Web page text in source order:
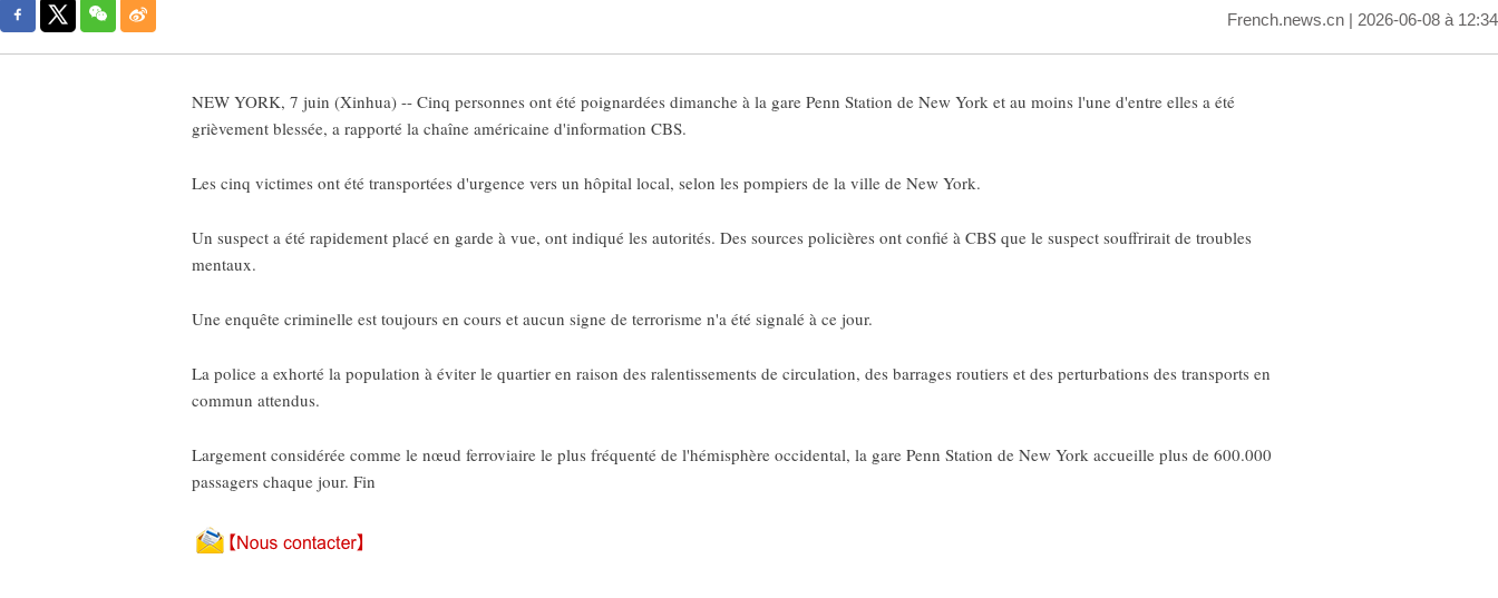
French.news.cn | 2026-06-08 à 12:34
NEW YORK, 7 juin (Xinhua) -- Cinq personnes ont été poignardées dimanche à la gare Penn Station de New York et au moins l'une d'entre elles a été
grièvement blessée, a rapporté la chaîne américaine d'information CBS.
Les cinq victimes ont été transportées d'urgence vers un hôpital local, selon les pompiers de la ville de New York.
Un suspect a été rapidement placé en garde à vue, ont indiqué les autorités. Des sources policières ont confié à CBS que le suspect souffrirait de troubles
mentaux.
Une enquête criminelle est toujours en cours et aucun signe de terrorisme n'a été signalé à ce jour.
La police a exhorté la population à éviter le quartier en raison des ralentissements de circulation, des barrages routiers et des perturbations des transports en
commun attendus.
Largement considérée comme le nœud ferroviaire le plus fréquenté de l'hémisphère occidental, la gare Penn Station de New York accueille plus de 600.000
passagers chaque jour. Fin